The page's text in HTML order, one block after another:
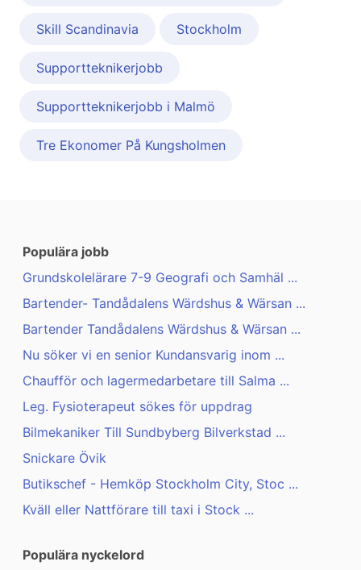
Skill Scandinavia Stockholm
Supportteknikerjobb
Supportteknikerjobb i Malmö
Tre Ekonomer På Kungsholmen
Populära jobb
Grundskolelärare 7-9 Geografi och Samhäl ...
Bartender- Tandådalens Wärdshus & Wärsan ...
Bartender Tandådalens Wärdshus & Wärsan ...
Nu söker vi en senior Kundansvarig inom ...
Chaufför och lagermedarbetare till Salma ...
Leg. Fysioterapeut sökes för uppdrag
Bilmekaniker Till Sundbyberg Bilverkstad ...
Snickare Övik
Butikschef - Hemköp Stockholm City, Stoc ...
Kväll eller Nattförare till taxi i Stock ...
Populära nyckelord